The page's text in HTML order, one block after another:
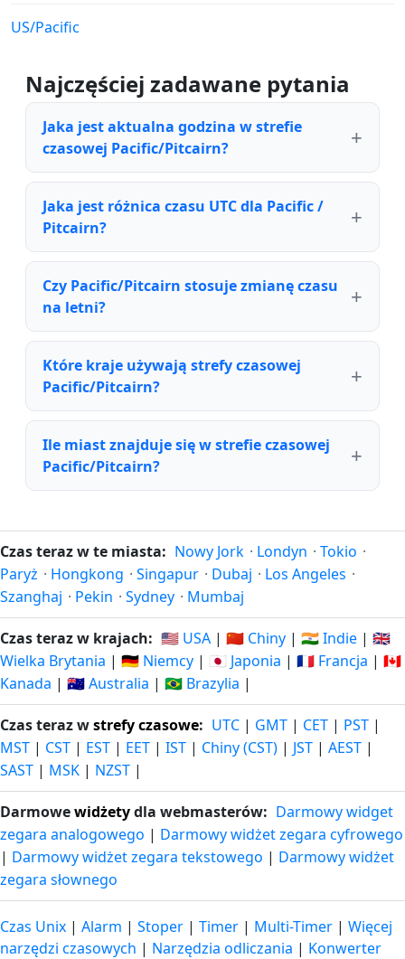
US/Pacific
Najczęściej zadawane pytania
Jaka jest aktualna godzina w strefie
czasowej Pacific/Pitcairn?
Jaka jest różnica czasu UTC dla Pacific /
Pitcairn?
Czy Pacific/Pitcairn stosuje zmianę czasu
na letni?
Które kraje używają strefy czasowej
Pacific/Pitcairn?
Ile miast znajduje się w strefie czasowej
Pacific/Pitcairn?
Czas teraz w te miasta: Nowy Jork · Londyn · Tokio ·
Paryż · Hongkong · Singapur · Dubaj · Los Angeles ·
Szanghaj · Pekin · Sydney · Mumbaj
Czas teraz w krajach: 🇺🇸 USA | 🇨🇳 Chiny | 🇮🇳 Indie | 🇬🇧
Wielka Brytania | 🇩🇪 Niemcy | 🇯🇵 Japonia | 🇫🇷 Francja | 🇨🇦
Kanada | 🇦🇺 Australia | 🇧🇷 Brazylia |
Czas teraz wstrefy czasowe: UTC | GMT | CET | PST |
MST | CST | EST | EET | IST | Chiny (CST) | JST | AEST |
SAST | MSK | NZST |
Darmowewidżetydla webmasterów: Darmowy widget
zegara analogowego | Darmowy widżet zegara cyfrowego
| Darmowy widżet zegara tekstowego | Darmowy widżet
zegara słownego
Czas Unix | Alarm | Stoper | Timer | Multi-Timer | Więcej
narzędzi czasowych | Narzędzia odliczania | Konwerter